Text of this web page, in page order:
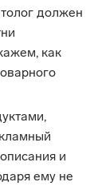
должен
как
и
ему не